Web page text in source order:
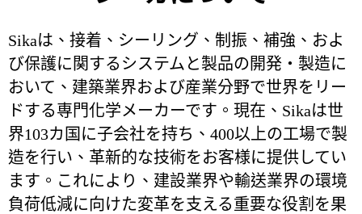
Sikaは、接着、シーリング、制振、補強、およ
び保護に関するシステムと製品の開発・製造に
おいて、建築業界および産業分野で世界をリー
ドする専門化学メーカーです。現在、Sikaは世
界103カ国に子会社を持ち、400以上の工場で製
造を行い、革新的な技術をお客様に提供してい
ます。これにより、建設業界や輸送業界の環境
負荷低減に向けた変革を支える重要な役割を果